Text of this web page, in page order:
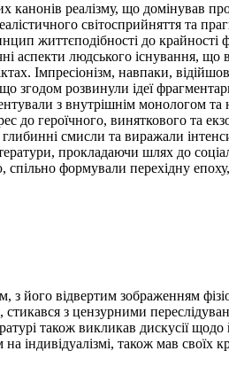
канонів реалізму, що домінував
світосприйняття та
життєподібності до крайності
аспекти людського існування,
Імпресіонізм, навпаки,
розвинули ідеї
з внутрішнім монологом
до героїчного, виняткового та
смисли та виражали
прокладаючи шлях до
формували перехідну
його відвертим зображенням
з цензурними
також викликав дискусії щодо
також мав своїх